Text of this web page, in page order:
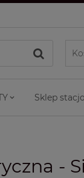
Sklep
-